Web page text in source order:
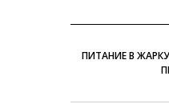
ПИТАНИЕ В